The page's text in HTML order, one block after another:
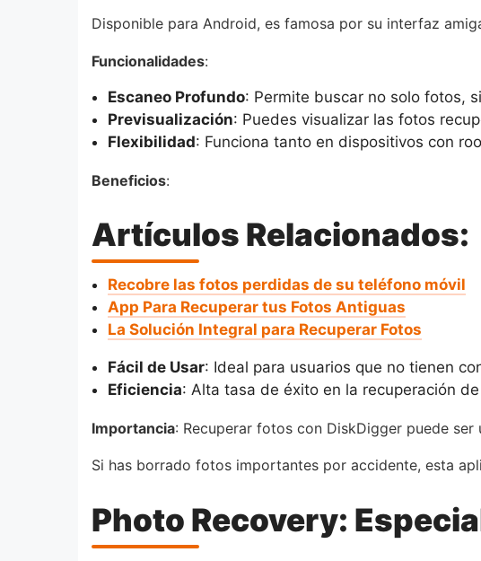
Disponible para Android, es famosa por su interfaz
Funcionalidades:
Escaneo Profundo: Permite buscar no solo fotos,
Previsualización: Puedes visualizar las fotos
Flexibilidad: Funciona tanto en dispositivos con
Beneficios:
Artículos Relacionados:
Recobre las fotos perdidas de su teléfono móvil
App Para Recuperar tus Fotos Antiguas
La Solución Integral para Recuperar Fotos
Fácil de Usar: Ideal para usuarios que no tienen
Eficiencia: Alta tasa de éxito en la recuperación
Importancia: Recuperar fotos con DiskDigger puede
Si has borrado fotos importantes por accidente, esta
Photo Recovery: